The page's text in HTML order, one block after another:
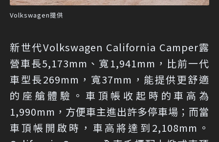
Volkswagen提供
新世代Volkswagen California Camper露
營車長5,173mm、寬1,941mm，比前一代
車型長269mm，寬37mm，能提供更舒適
的座艙體驗。車頂帳收起時的車高為
1,990mm，方便車主進出許多停車場；而當
車頂帳開啟時，車高將達到2,108mm。